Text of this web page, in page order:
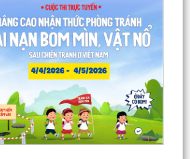
án: Mở rộng đường Lý Thái Tông kéo dài
định Về việc thu hồi đất để GPMB thực
án: Mở rộng đường Lý Thái Tông kéo dài
định Về việc thu hồi đất để GPMB thực
án: Mở rộng đường Lý Thái Tông kéo dài